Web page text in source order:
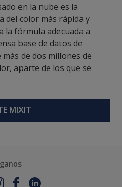
en la nube es la
del color más rápida y
la fórmula adecuada a
base de datos de
de dos millones de
aparte de los que se
MIXIT